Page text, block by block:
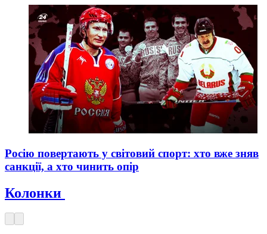
Росію повертають у світовий спорт: хто вже зняв
санкції, а хто чинить опір
Колонки